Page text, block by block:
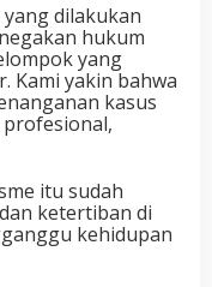
dilakukan
hukum
yang
Kami yakin bahwa
kasus
itu sudah
ketertiban di
kehidupan